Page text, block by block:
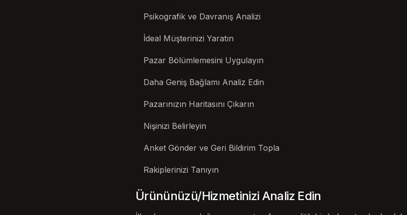
Psikografik ve Davranış Analizi
İdeal Müşterinizi Yaratın
Pazar Bölümlemesini Uygulayın
Daha Geniş Bağlamı Analiz Edin
Pazarınızın Haritasını Çıkarın
Nişinizi Belirleyin
Anket Gönder ve Geri Bildirim Topla
Rakiplerinizi Tanıyın
Ürününüzü/Hizmetinizi Analiz Edin